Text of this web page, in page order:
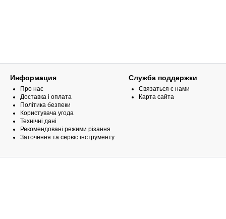
Информация
Про нас
Доставка і оплата
Політика безпеки
Користувача угода
Технічні дані
Рекомендовані режими різання
Заточення та сервіс інструменту
Служба поддержки
Связаться с нами
Карта сайта